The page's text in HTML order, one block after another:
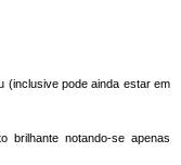
(inclusive pode ainda estar em
notando-se apenas